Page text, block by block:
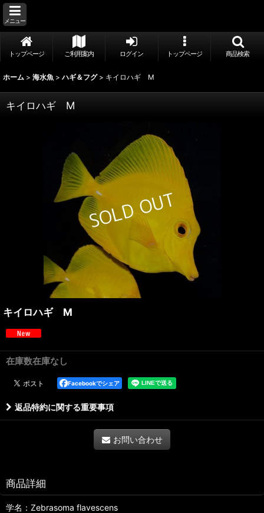
メニュー
トップページ ご利用案内 ログイン トップページ 商品検索
ホーム > 海水魚 > ハギ＆フグ > キイロハギ M
キイロハギ M
キイロハギ M
在庫数在庫なし
Facebookでシェア
返品特約に関する重要事項
お問い合わせ
商品詳細
学名：Zebrasoma flavescens